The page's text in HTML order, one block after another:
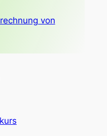
von